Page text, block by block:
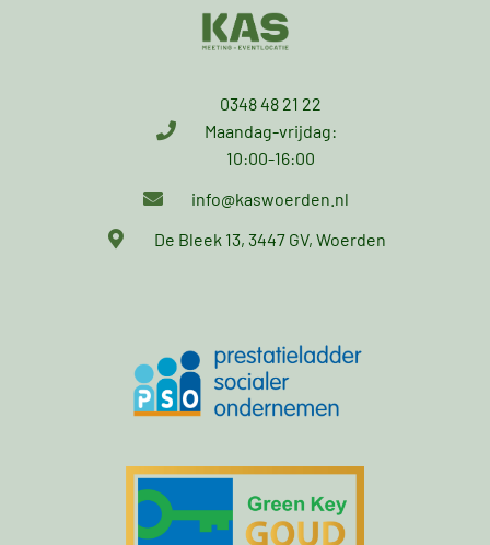
0348 48 21 22
Maandag-vrijdag:
10:00-16:00
info@kaswoerden.nl
De Bleek 13, 3447 GV, Woerden